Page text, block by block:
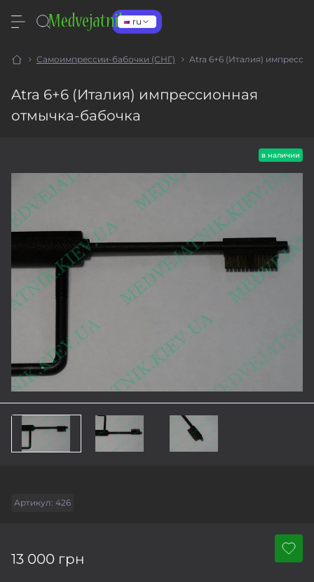
ru
Самоимпрессии-бабочки (СНГ) Atra 6+6 (Италия)
Atra 6+6 (Италия) импрессионная
отмычка-бабочка
в наличии
Артикул: 426
13 000 грн